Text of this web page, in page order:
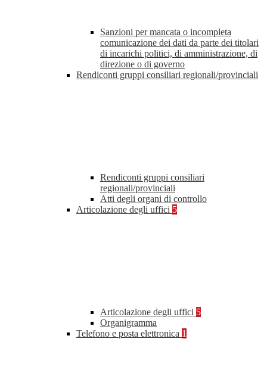
Sanzioni per mancata o incompleta
comunicazione dei dati da parte dei titolari
di incarichi politici, di amministrazione, di
direzione o di governo
Rendiconti gruppi consiliari regionali/provinciali
Rendiconti gruppi consiliari
regionali/provinciali
Atti degli organi di controllo
Articolazione degli uffici 5
Articolazione degli uffici 5
Organigramma
Telefono e posta elettronica 1